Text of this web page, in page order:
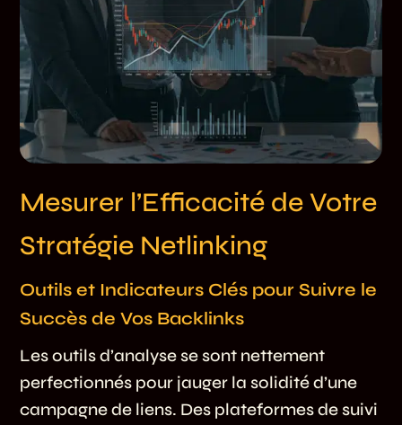
Mesurer l’Efficacité de Votre
Stratégie Netlinking
Outils et Indicateurs Clés pour Suivre le
Succès de Vos Backlinks
Les outils d’analyse se sont nettement
perfectionnés pour jauger la solidité d’une
campagne de liens. Des plateformes de suivi